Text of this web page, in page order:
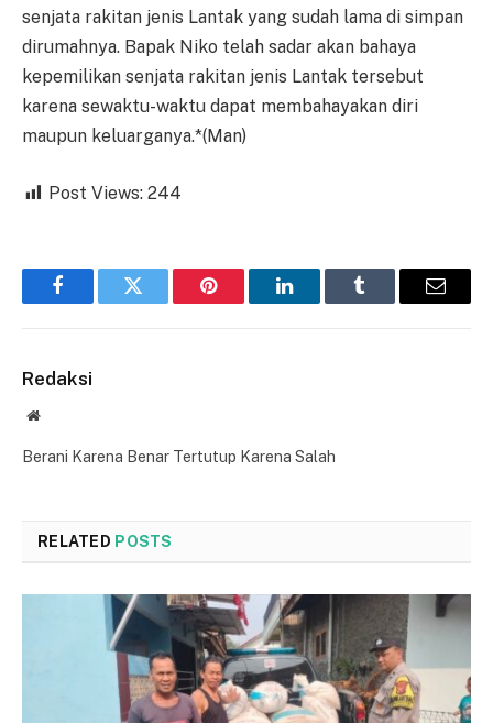
senjata rakitan jenis Lantak yang sudah lama di simpan
dirumahnya. Bapak Niko telah sadar akan bahaya
kepemilikan senjata rakitan jenis Lantak tersebut
karena sewaktu-waktu dapat membahayakan diri
maupun keluarganya.*(Man)
Post Views: 244
FacebookTwitter Pinterest LinkedInTumblr Email
Redaksi
Website
Berani Karena Benar Tertutup Karena Salah
RELATED POSTS